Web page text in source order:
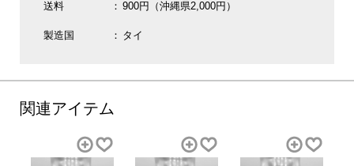
送料 900円（沖縄県2,000円）
製造国 タイ
関連アイテム